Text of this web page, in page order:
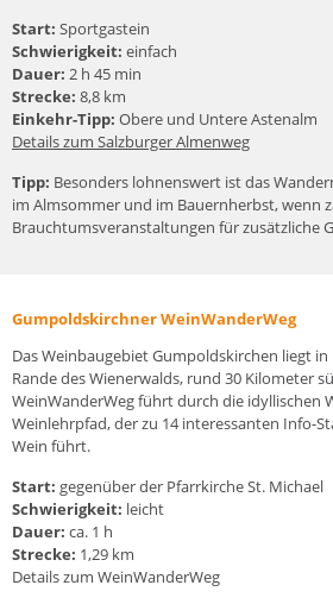
Start: Sportgastein
Schwierigkeit: einfach
Dauer: 2 h 45 min
Strecke: 8,8 km
Einkehr-Tipp: Obere und Untere Astenalm
Details zum Salzburger Almenweg
Tipp: Besonders lohnenswert ist das
im Almsommer und im Bauernherbst, wenn
Brauchtumsveranstaltungen für zusätzliche
Gumpoldskirchner WeinWanderWeg
Das Weinbaugebiet Gumpoldskirchen liegt
Rande des Wienerwalds, rund 30 Kilometer
WeinWanderWeg führt durch die idyllischen
Weinlehrpfad, der zu 14 interessanten Info-
Wein führt.
Start: gegenüber der Pfarrkirche St. Michael
Schwierigkeit: leicht
Dauer: ca. 1 h
Strecke: 1,29 km
Details zum WeinWanderWeg